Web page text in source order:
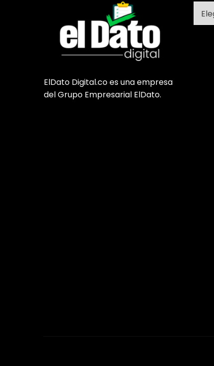
ElDato Digital.co es una empresa
del Grupo Empresarial ElDato.